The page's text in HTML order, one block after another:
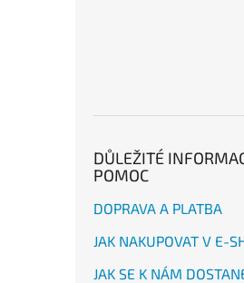
DŮLEŽITÉ
POMOC
DOPRAVA A PLATBA
JAK NAKUPOVAT V E-
JAK SE K NÁM